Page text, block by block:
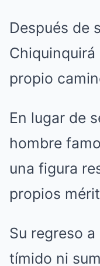
Después de
propio
En lugar de
hombre
una figura
propios
Su regreso
tímido ni